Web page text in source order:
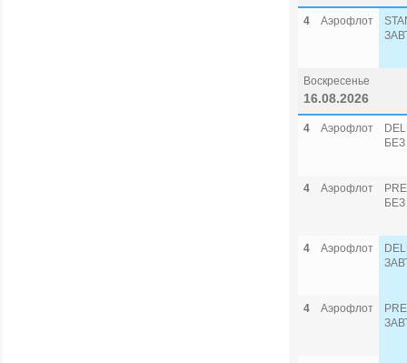
4 Аэрофлот
Воскресенье
16.08.2026
4 Аэрофлот
4 Аэрофлот
4 Аэрофлот
4 Аэрофлот